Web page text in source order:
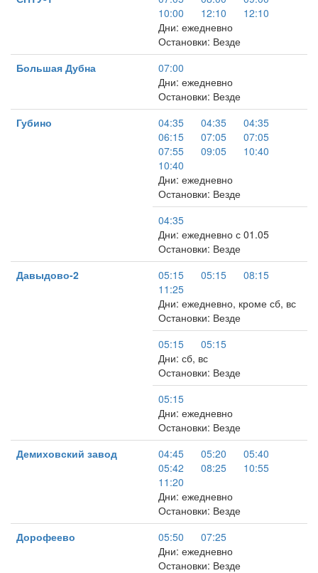
10:00
12:10
12:10
Дни: ежедневно
Остановки: Везде
Большая Дубна
07:00
Дни: ежедневно
Остановки: Везде
Губино
04:35 04:35
04:35
06:15
07:05
07:05
07:55
09:05
10:40
10:40
Дни: ежедневно
Остановки: Везде
04:35
Дни: ежедневно с 01.05
Остановки: Везде
Давыдово-2
05:15 05:15
08:15
11:25
Дни: ежедневно, кроме сб, вс
Остановки: Везде
05:15
05:15
Дни: сб, вс
Остановки: Везде
05:15
Дни: ежедневно
Остановки: Везде
Демиховский завод
04:45 05:20
05:40
05:42
08:25
10:55
11:20
Дни: ежедневно
Остановки: Везде
Дорофеево
05:50
07:25
Дни: ежедневно
Остановки: Везде